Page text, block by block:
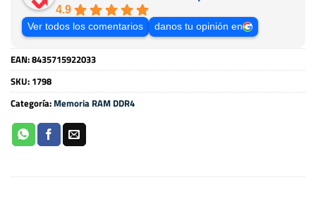
4.9
Ver todos los comentarios danos tu opinión en
EAN:8435715922033
SKU: 1798
Categoría: Memoria RAM DDR4